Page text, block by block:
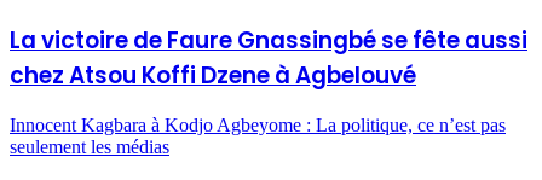
La victoire de Faure Gnassingbé se fête aussi
chez Atsou Koffi Dzene à Agbelouvé
Innocent Kagbara à Kodjo Agbeyome : La politique, ce n’est pas
seulement les médias